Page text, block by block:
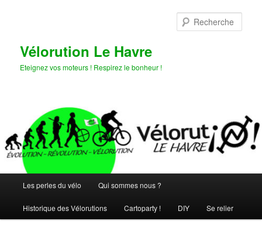
Vélorution Le Havre
Eteignez vos moteurs ! Respirez le bonheur !
principal
Les perles du vélo Qui sommes nous ?
Historique des Vélorutions Cartoparty ! DIY Se relier